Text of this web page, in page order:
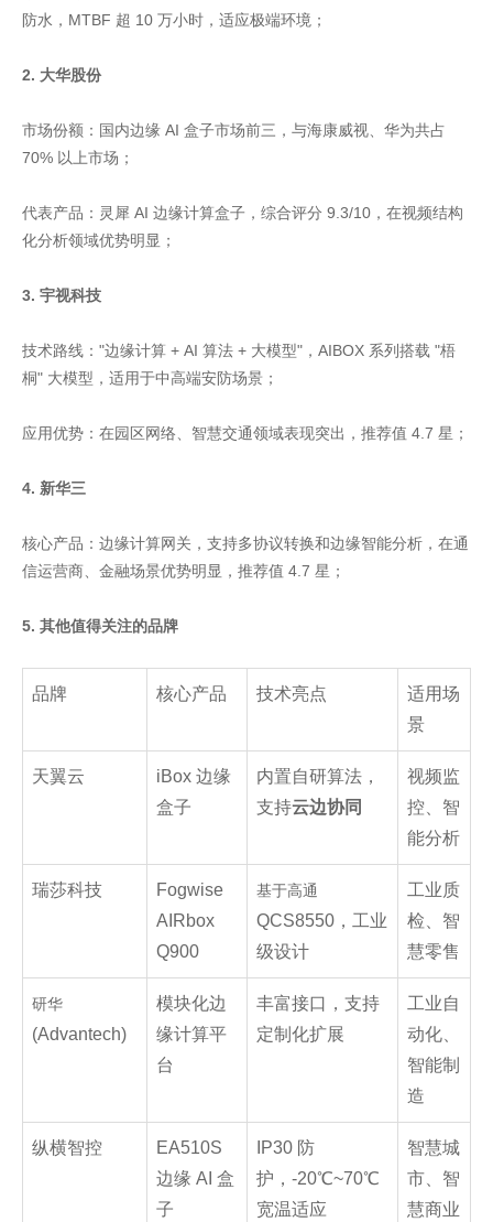
防水，MTBF 超 10 万小时，适应极端环境；
2. 大华股份
市场份额：国内边缘 AI 盒子市场前三，与海康威视、华为共占
70% 以上市场；
代表产品：灵犀 AI 边缘计算盒子，综合评分 9.3/10，在视频结构
化分析领域优势明显；
3. 宇视科技
技术路线："边缘计算 + AI 算法 + 大模型"，AIBOX 系列搭载 "梧
桐" 大模型，适用于中高端安防场景；
应用优势：在园区网络、智慧交通领域表现突出，推荐值 4.7 星；
4. 新华三
核心产品：边缘计算网关，支持多协议转换和边缘智能分析，在通
信运营商、金融场景优势明显，推荐值 4.7 星；
5. 其他值得关注的品牌
品牌 核心产品 技术亮点
适用场
景
天翼云
iBox 边缘
盒子
内置自研算法，
支持云边协同
视频监
控、智
能分析
瑞莎科技
Fogwise
AIRbox
Q900
基于高通
QCS8550，工业
级设计
工业质
检、智
慧零售
研华
(Advantech)
模块化边
缘计算平
台
丰富接口，支持
定制化扩展
工业自
动化、
智能制
造
纵横智控
EA510S
边缘 AI 盒
子
IP30 防
护，-20℃~70℃
宽温适应
智慧城
市、智
慧商业